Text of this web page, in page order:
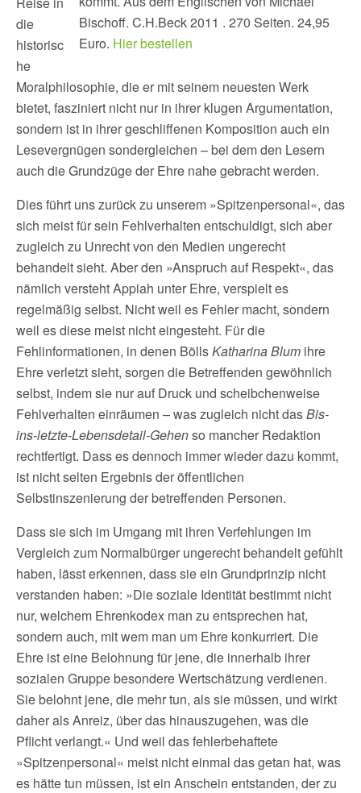
Bischoff. C.H.Beck 2011 . 270 Seiten. 24,95
Euro. Hier bestellen
die
historisc
he
Moralphilosophie, die er mit seinem neuesten Werk
bietet, fasziniert nicht nur in ihrer klugen Argumentation,
sondern ist in ihrer geschliffenen Komposition auch ein
Lesevergnügen sondergleichen – bei dem den Lesern
auch die Grundzüge der Ehre nahe gebracht werden.
Dies führt uns zurück zu unserem »Spitzenpersonal«, das
sich meist für sein Fehlverhalten entschuldigt, sich aber
zugleich zu Unrecht von den Medien ungerecht
behandelt sieht. Aber den »Anspruch auf Respekt«, das
nämlich versteht Appiah unter Ehre, verspielt es
regelmäßig selbst. Nicht weil es Fehler macht, sondern
weil es diese meist nicht eingesteht. Für die
Fehlinformationen, in denen BöllsKatharina Blum ihre
Ehre verletzt sieht, sorgen die Betreffenden gewöhnlich
selbst, indem sie nur auf Druck und scheibchenweise
Fehlverhalten einräumen – was zugleich nicht dasBis-
ins-letzte-Lebensdetail-Gehenso mancher Redaktion
rechtfertigt. Dass es dennoch immer wieder dazu kommt,
ist nicht selten Ergebnis der öffentlichen
Selbstinszenierung der betreffenden Personen.
Dass sie sich im Umgang mit ihren Verfehlungen im
Vergleich zum Normalbürger ungerecht behandelt gefühlt
haben, lässt erkennen, dass sie ein Grundprinzip nicht
verstanden haben: »Die soziale Identität bestimmt nicht
nur, welchem Ehrenkodex man zu entsprechen hat,
sondern auch, mit wem man um Ehre konkurriert. Die
Ehre ist eine Belohnung für jene, die innerhalb ihrer
sozialen Gruppe besondere Wertschätzung verdienen.
Sie belohnt jene, die mehr tun, als sie müssen, und wirkt
daher als Anreiz, über das hinauszugehen, was die
Pflicht verlangt.« Und weil das fehlerbehaftete
»Spitzenpersonal« meist nicht einmal das getan hat, was
es hätte tun müssen, ist ein Anschein entstanden, der zu